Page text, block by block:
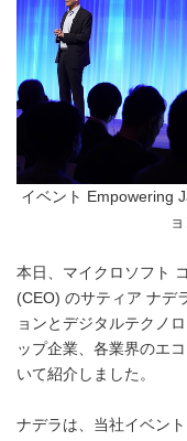
イベント Empowering
本日、マイクロソフト
(CEO) のサティア ナデ
ョンとデジタルテクノ
ップ企業、各業界のエ
いて紹介しました。
ナデラは、当社イベン